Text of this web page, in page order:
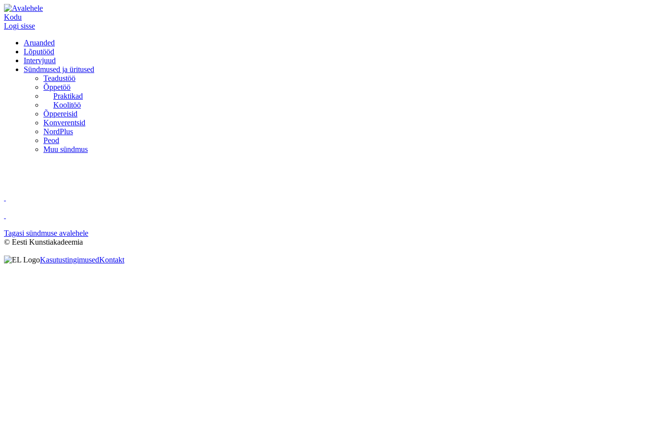
Kodu
Logi sisse
Aruanded
Lõputööd
Intervjuud
Sündmused ja üritused
Teadustöö
Õppetöö
Praktikad
Koolitöö
Õppereisid
Konverentsid
NordPlus
Peod
Muu sündmus
Tagasi sündmuse avalehele
© Eesti Kunstiakadeemia
KasutustingimusedKontakt